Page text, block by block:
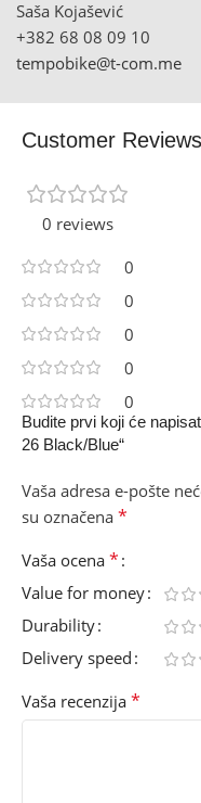
Saša Kojašević
+382 68 08 09 10
tempobike@t-com.me
Customer Reviews
0 reviews
0
0
0
0
0
Budite prvi koji će
26 Black/Blue“
Vaša adresa e-pošte
su označena *
Vaša ocena *
Value for money
Durability
Delivery speed
Vaša recenzija *